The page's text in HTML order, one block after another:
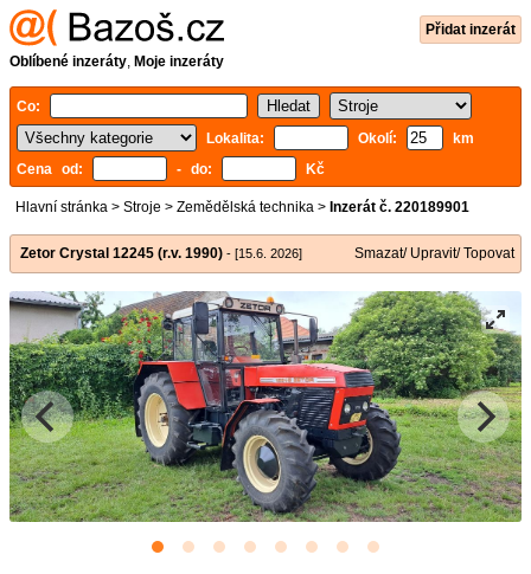
Přidat inzerát
Oblíbené inzeráty, Moje inzeráty
Co:
Lokalita:
Okolí:
km
Cena od:
- do: Kč
Hlavní stránka > Stroje > Zemědělská technika > Inzerát č. 220189901
Zetor Crystal 12245 (r.v. 1990) - [15.6. 2026] Smazat/ Upravit/ Topovat